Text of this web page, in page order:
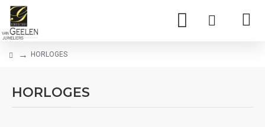
HORLOGES
HORLOGES